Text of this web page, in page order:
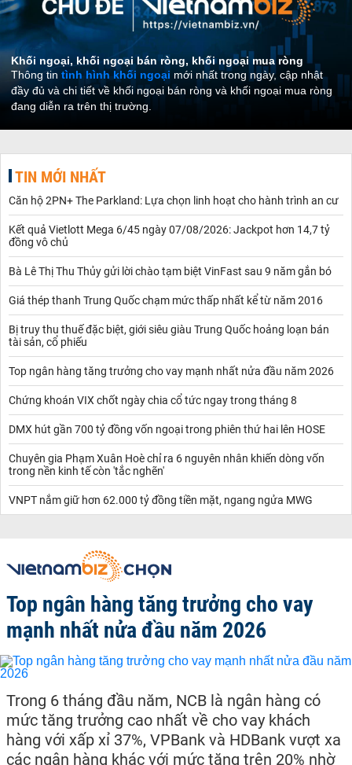
Khối ngoại, khối ngoại bán ròng, khối ngoại mua ròng
Thông tin tình hình khối ngoại mới nhất trong ngày, cập nhật
đầy đủ và chi tiết về khối ngoại bán ròng và khối ngoại mua ròng
đang diễn ra trên thị trường.
TIN MỚI NHẤT
Căn hộ 2PN+ The Parkland: Lựa chọn linh hoạt cho hành trình an cư
Kết quả Vietlott Mega 6/45 ngày 07/08/2026: Jackpot hơn 14,7 tỷ
đồng vô chủ
Bà Lê Thị Thu Thủy gửi lời chào tạm biệt VinFast sau 9 năm gắn bó
Giá thép thanh Trung Quốc chạm mức thấp nhất kể từ năm 2016
Bị truy thu thuế đặc biệt, giới siêu giàu Trung Quốc hoảng loạn bán
tài sản, cổ phiếu
Top ngân hàng tăng trưởng cho vay mạnh nhất nửa đầu năm 2026
Chứng khoán VIX chốt ngày chia cổ tức ngay trong tháng 8
DMX hút gần 700 tỷ đồng vốn ngoại trong phiên thứ hai lên HOSE
Chuyên gia Phạm Xuân Hoè chỉ ra 6 nguyên nhân khiến dòng vốn
trong nền kinh tế còn 'tắc nghẽn'
VNPT nắm giữ hơn 62.000 tỷ đồng tiền mặt, ngang ngửa MWG
Top ngân hàng tăng trưởng cho vay
mạnh nhất nửa đầu năm 2026
Trong 6 tháng đầu năm, NCB là ngân hàng có
mức tăng trưởng cao nhất về cho vay khách
hàng với xấp xỉ 37%, VPBank và HDBank vượt xa
các ngân hàng khác với mức tăng trên 20% nhờ